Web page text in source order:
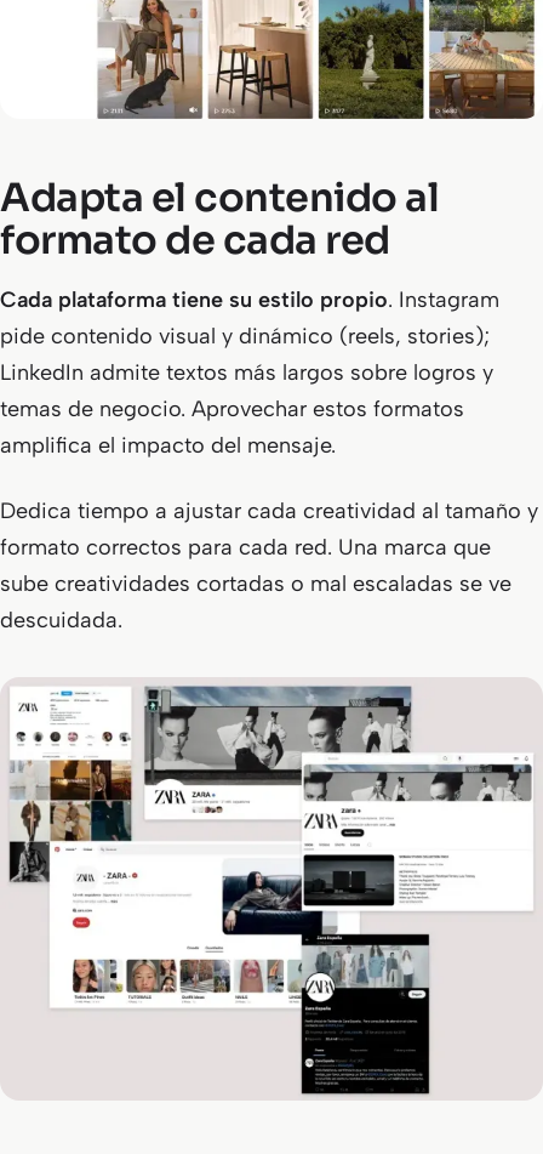
Adapta el contenido al
formato de cada red
Cada plataforma tiene su estilo propio. Instagram
pide contenido visual y dinámico (reels, stories);
LinkedIn admite textos más largos sobre logros y
temas de negocio. Aprovechar estos formatos
amplifica el impacto del mensaje.
Dedica tiempo a ajustar cada creatividad al tamaño y
formato correctos para cada red. Una marca que
sube creatividades cortadas o mal escaladas se ve
descuidada.